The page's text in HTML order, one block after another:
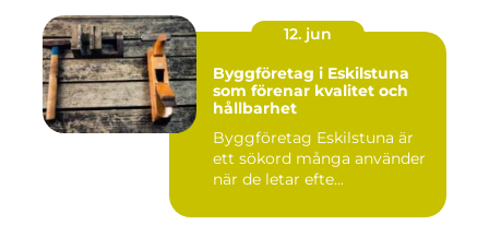
12. jun
Byggföretag i Eskilstuna
som förenar kvalitet och
hållbarhet
Byggföretag Eskilstuna är
ett sökord många använder
när de letar efte...